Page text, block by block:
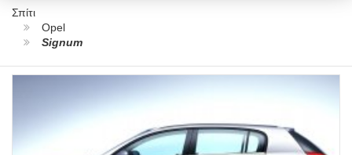
Σπίτι
Opel
Signum